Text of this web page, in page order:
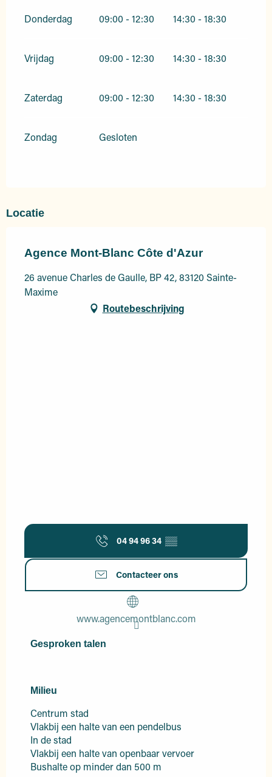
Donderdag 09:00 - 12:30 14:30 - 18:30
Vrijdag 09:00 - 12:30 14:30 - 18:30
Zaterdag 09:00 - 12:30 14:30 - 18:30
Zondag Gesloten
Locatie
Agence Mont-Blanc Côte d'Azur
26 avenue Charles de Gaulle, BP 42, 83120 Sainte-
Maxime
Routebeschrijving
04 94 96 34 ▒▒
Contacteer ons
www.agencemontblanc.com
Gesproken talen
Gesproken talen
Milieu
Milieu
Centrum stad
Vlakbij een halte van een pendelbus
In de stad
Vlakbij een halte van openbaar vervoer
Bushalte op minder dan 500 m